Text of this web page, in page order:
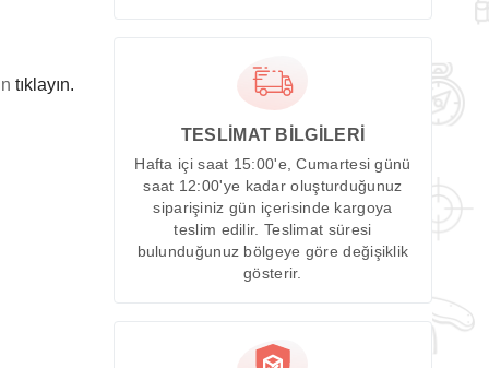
tıklayın.
TESLİMAT BİLGİLERİ
Hafta içi saat 15:00'e, Cumartesi günü
saat 12:00'ye kadar oluşturduğunuz
siparişiniz gün içerisinde kargoya
teslim edilir. Teslimat süresi
bulunduğunuz bölgeye göre değişiklik
gösterir.